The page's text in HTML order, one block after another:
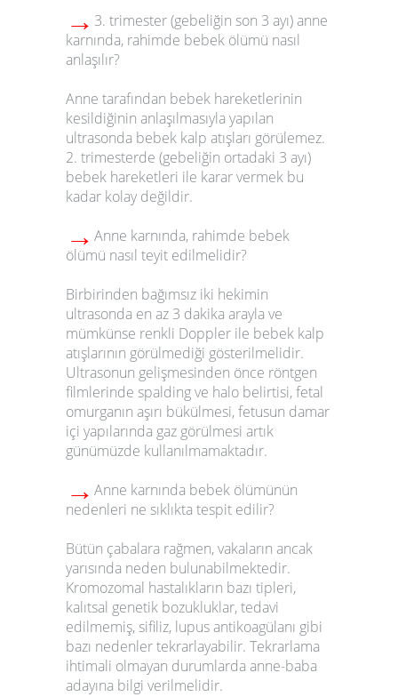
→ 3. trimester (gebeliğin son 3 ayı) anne
karnında, rahimde bebek ölümü nasıl
anlaşılır?
Anne tarafından bebek hareketlerinin
kesildiğinin anlaşılmasıyla yapılan
ultrasonda bebek kalp atışları görülemez.
2. trimesterde (gebeliğin ortadaki 3 ayı)
bebek hareketleri ile karar vermek bu
kadar kolay değildir.
→ Anne karnında, rahimde bebek
ölümü nasıl teyit edilmelidir?
Birbirinden bağımsız iki hekimin
ultrasonda en az 3 dakika arayla ve
mümkünse renkli Doppler ile bebek kalp
atışlarının görülmediği gösterilmelidir.
Ultrasonun gelişmesinden önce röntgen
filmlerinde spalding ve halo belirtisi, fetal
omurganın aşırı bükülmesi, fetusun damar
içi yapılarında gaz görülmesi artık
günümüzde kullanılmamaktadır.
→ Anne karnında bebek ölümünün
nedenleri ne sıklıkta tespit edilir?
Bütün çabalara rağmen, vakaların ancak
yarısında neden bulunabilmektedir.
Kromozomal hastalıkların bazı tipleri,
kalıtsal genetik bozukluklar, tedavi
edilmemiş, sifiliz, lupus antikoagülanı gibi
bazı nedenler tekrarlayabilir. Tekrarlama
ihtimali olmayan durumlarda anne-baba
adayına bilgi verilmelidir.